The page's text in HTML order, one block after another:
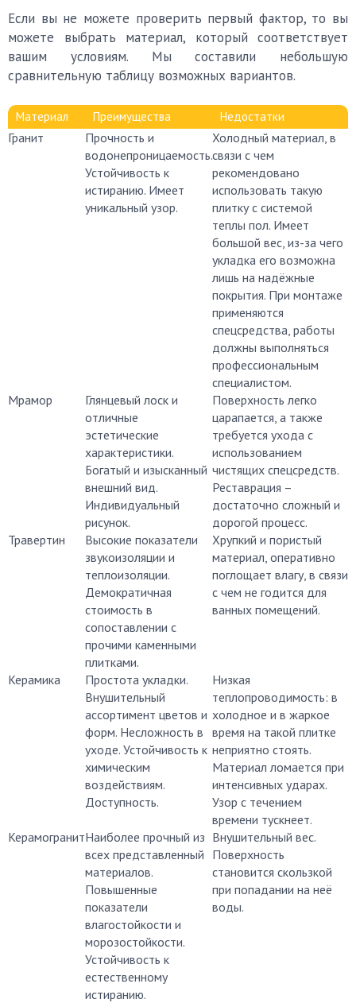
Если вы не можете проверить первый фактор, то вы
можете выбрать материал, который соответствует
вашим условиям. Мы составили небольшую
сравнительную таблицу возможных вариантов.
Материал Преимущества Недостатки
Гранит
Прочность и
водонепроницаемость.
Устойчивость к
истиранию. Имеет
уникальный узор.
Холодный материал, в
связи с чем
рекомендовано
использовать такую
плитку с системой
теплы пол. Имеет
большой вес, из-за чего
укладка его возможна
лишь на надёжные
покрытия. При монтаже
применяются
спецсредства, работы
должны выполняться
профессиональным
специалистом.
Мрамор
Глянцевый лоск и
отличные
эстетические
характеристики.
Богатый и изысканный
внешний вид.
Индивидуальный
рисунок.
Поверхность легко
царапается, а также
требуется ухода с
использованием
чистящих спецсредств.
Реставрация –
достаточно сложный и
дорогой процесс.
Травертин
Высокие показатели
звукоизоляции и
теплоизоляции.
Демократичная
стоимость в
сопоставлении с
прочими каменными
плитками.
Хрупкий и пористый
материал, оперативно
поглощает влагу, в связи
с чем не годится для
ванных помещений.
Керамика
Простота укладки.
Внушительный
ассортимент цветов и
форм. Несложность в
уходе. Устойчивость к
химическим
воздействиям.
Доступность.
Низкая
теплопроводимость: в
холодное и в жаркое
время на такой плитке
неприятно стоять.
Материал ломается при
интенсивных ударах.
Узор с течением
времени тускнеет.
КерамогранитНаиболее прочный из
всех представленный
материалов.
Повышенные
показатели
влагостойкости и
морозостойкости.
Устойчивость к
естественному
истиранию.
Внушительный вес.
Поверхность
становится скользкой
при попадании на неё
воды.